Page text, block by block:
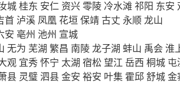
城桂东 安仁 资兴零陵 冷水滩 祁阳 东安
首 泸溪 凤凰 花垣保靖古丈 永顺龙山
安 亳州 池州 宣城
无为 芜湖 繁昌 南陵龙子湖 蚌山 禹会淮
观 宜秀怀宁 太湖 宿松 望江 岳西 桐城 屯
县 灵璧泗县金安 裕安 叶集 霍邱舒城金